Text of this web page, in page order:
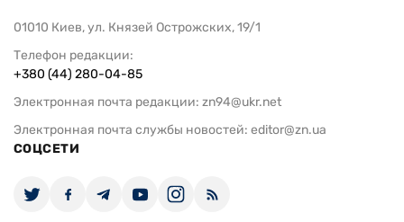
01010 Киев, ул. Князей Острожских, 19/1
Телефон редакции:
+380 (44) 280-04-85
Электронная почта редакции: zn94@ukr.net
Электронная почта службы новостей: editor@zn.ua
СОЦСЕТИ